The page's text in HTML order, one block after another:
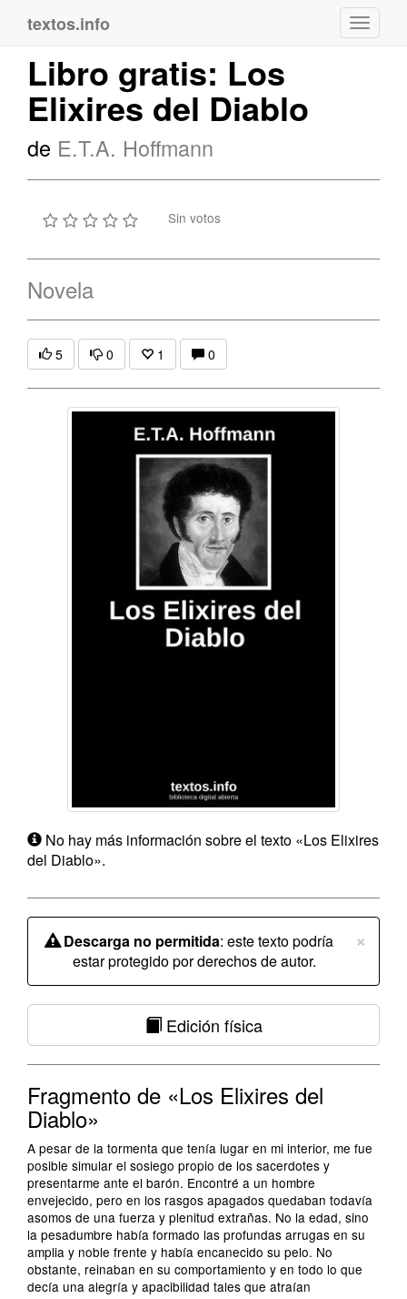
textos.info
Libro gratis: Los
Elixires del Diablo
de E.T.A. Hoffmann
Sin votos
Novela
5 0 1 0
No hay más información sobre el texto «Los Elixires
del Diablo».
×
Descarga no permitida: este texto podría
estar protegido por derechos de autor.
Edición física
Fragmento de «Los Elixires del
Diablo»
A pesar de la tormenta que tenía lugar en mi interior, me fue
posible simular el sosiego propio de los sacerdotes y
presentarme ante el barón. Encontré a un hombre
envejecido, pero en los rasgos apagados quedaban todavía
asomos de una fuerza y plenitud extrañas. No la edad, sino
la pesadumbre había formado las profundas arrugas en su
amplia y noble frente y había encanecido su pelo. No
obstante, reinaban en su comportamiento y en todo lo que
decía una alegría y apacibilidad tales que atraían